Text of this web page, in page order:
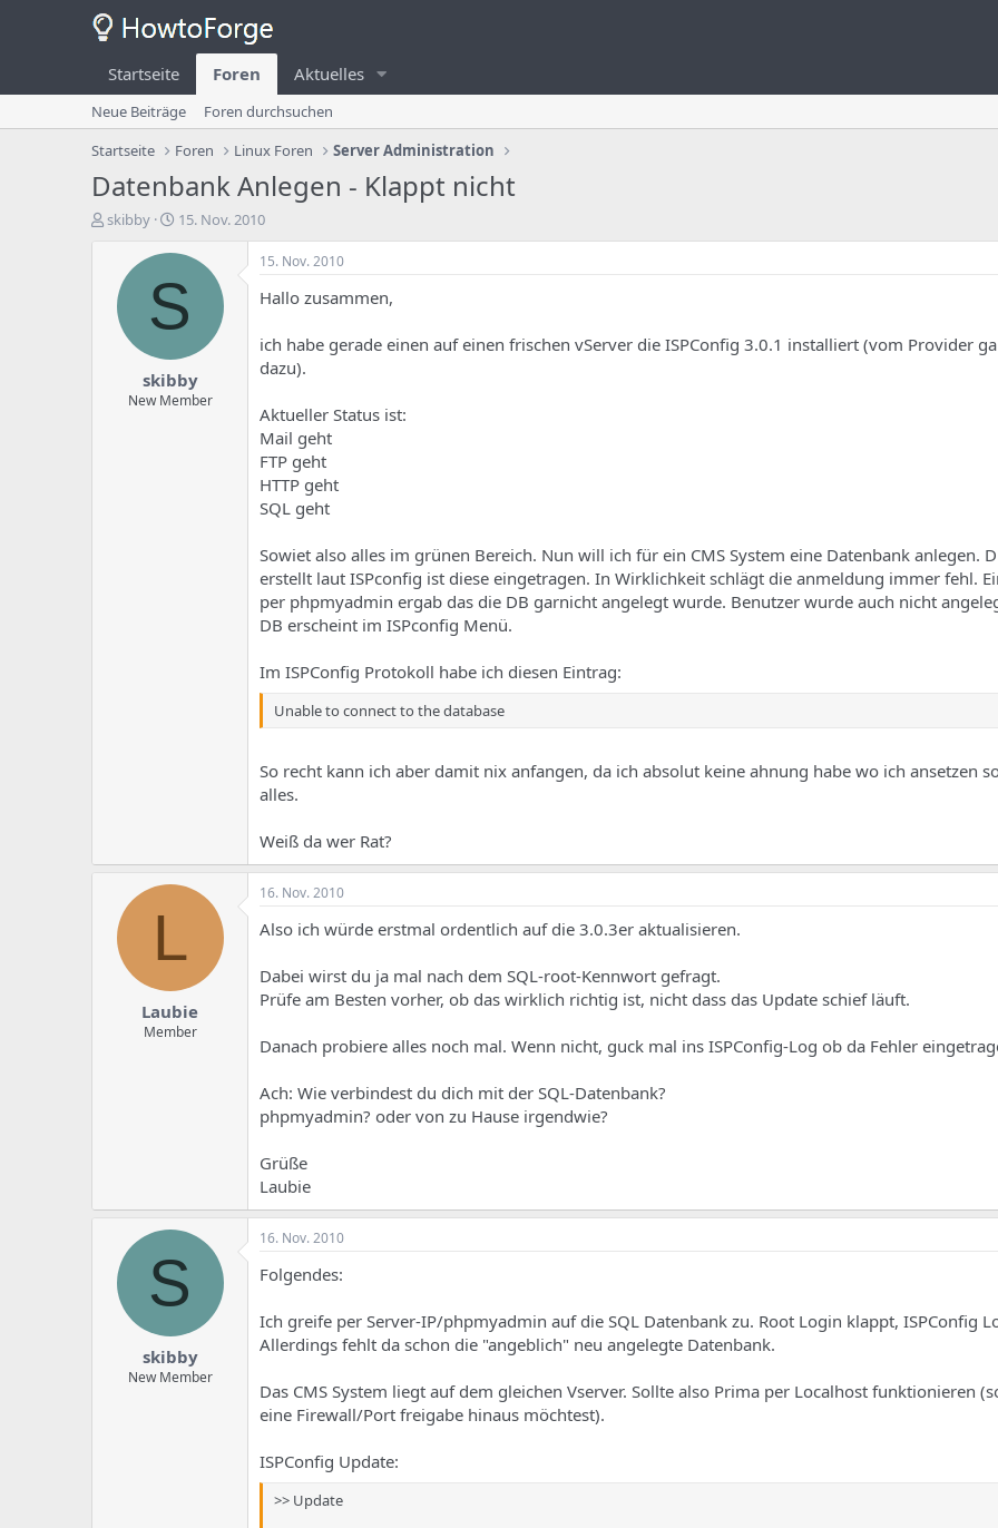
Startseite Foren Aktuelles
Neue Beiträge
Foren durchsuchen
Startseite
Foren Linux Foren Server Administration
Datenbank Anlegen - Klappt nicht
E
skibby
E
s
t
e
l
u
n
g
15. Nov. 2010
S
skibby
New Member
15. Nov. 2010
Hallo zusammen,
ich habe gerade einen auf einen frischen vServer die ISPConfig 3.0.1 installiert (vom Provider
dazu).
Aktueller Status ist:
Mail geht
FTP geht
HTTP geht
SQL geht
Sowiet also alles im grünen Bereich. Nun will ich für ein CMS System eine Datenbank anlegen.
erstellt laut ISPconfig ist diese eingetragen. In Wirklichkeit schlägt die anmeldung immer fehl.
per phpmyadmin ergab das die DB garnicht angelegt wurde. Benutzer wurde auch nicht
DB erscheint im ISPconfig Menü.
Im ISPConfig Protokoll habe ich diesen Eintrag:
Unable to connect to the database
So recht kann ich aber damit nix anfangen, da ich absolut keine ahnung habe wo ich ansetzen
alles.
Weiß da wer Rat?
L
Laubie
Member
16. Nov. 2010
Also ich würde erstmal ordentlich auf die 3.0.3er aktualisieren.
Dabei wirst du ja mal nach dem SQL-root-Kennwort gefragt.
Prüfe am Besten vorher, ob das wirklich richtig ist, nicht dass das Update schief läuft.
Danach probiere alles noch mal. Wenn nicht, guck mal ins ISPConfig-Log ob da Fehler
Ach: Wie verbindest du dich mit der SQL-Datenbank?
phpmyadmin? oder von zu Hause irgendwie?
Grüße
Laubie
S
skibby
New Member
16. Nov. 2010
Folgendes:
Ich greife per Server-IP/phpmyadmin auf die SQL Datenbank zu. Root Login klappt, ISPConfig
Allerdings fehlt da schon die "angeblich" neu angelegte Datenbank.
Das CMS System liegt auf dem gleichen Vserver. Sollte also Prima per Localhost funktionieren
eine Firewall/Port freigabe hinaus möchtest).
ISPConfig Update:
>> Update